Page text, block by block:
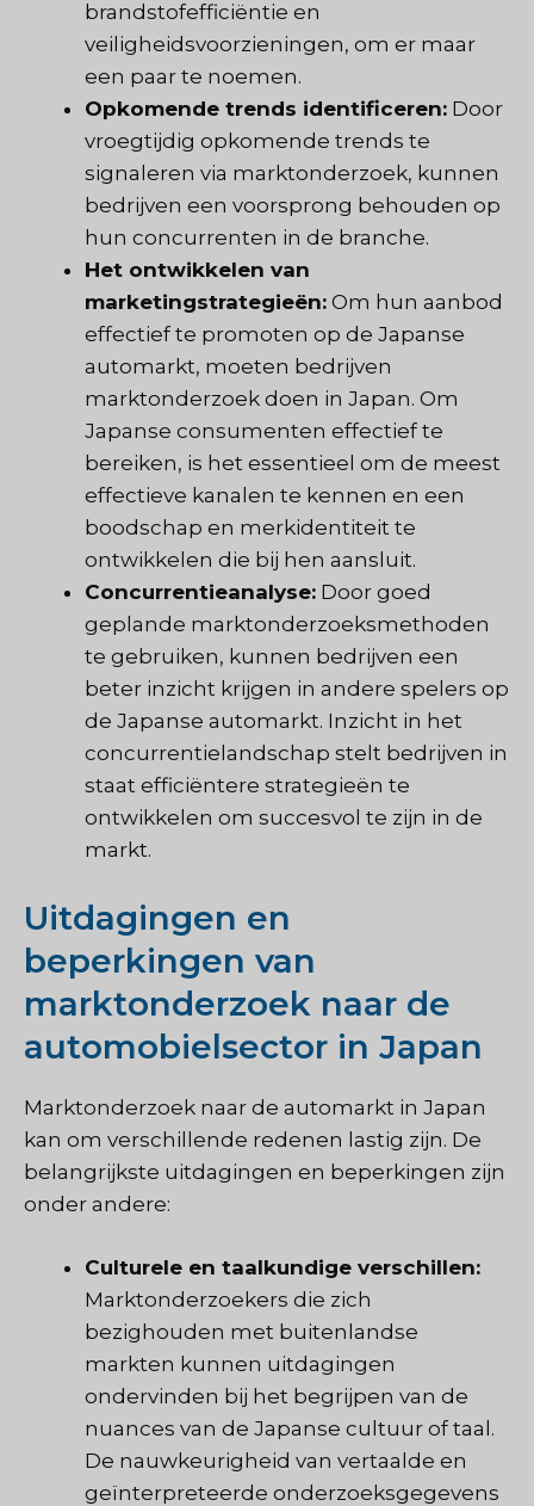
brandstofefficiëntie en
veiligheidsvoorzieningen, om er maar
een paar te noemen.
Opkomende trends identificeren: Door
vroegtijdig opkomende trends te
signaleren via marktonderzoek, kunnen
bedrijven een voorsprong behouden op
hun concurrenten in de branche.
Het ontwikkelen van
marketingstrategieën: Om hun aanbod
effectief te promoten op de Japanse
automarkt, moeten bedrijven
marktonderzoek doen in Japan. Om
Japanse consumenten effectief te
bereiken, is het essentieel om de meest
effectieve kanalen te kennen en een
boodschap en merkidentiteit te
ontwikkelen die bij hen aansluit.
Concurrentieanalyse: Door goed
geplande marktonderzoeksmethoden
te gebruiken, kunnen bedrijven een
beter inzicht krijgen in andere spelers op
de Japanse automarkt. Inzicht in het
concurrentielandschap stelt bedrijven in
staat efficiëntere strategieën te
ontwikkelen om succesvol te zijn in de
markt.
Uitdagingen en
beperkingen van
marktonderzoek naar de
automobielsector in Japan
Marktonderzoek naar de automarkt in Japan
kan om verschillende redenen lastig zijn. De
belangrijkste uitdagingen en beperkingen zijn
onder andere:
Culturele en taalkundige verschillen:
Marktonderzoekers die zich
bezighouden met buitenlandse
markten kunnen uitdagingen
ondervinden bij het begrijpen van de
nuances van de Japanse cultuur of taal.
De nauwkeurigheid van vertaalde en
geïnterpreteerde onderzoeksgegevens